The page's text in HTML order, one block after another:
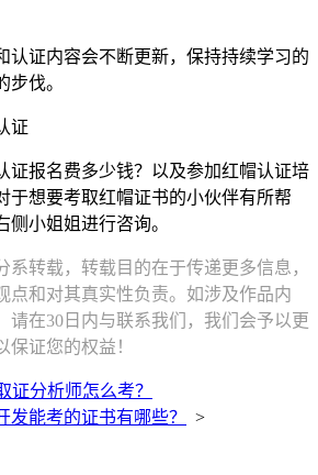
认证内容会不断更新，保持持续学习的
伐。
证
证报名费多少钱？以及参加红帽认证培
于想要考取红帽证书的小伙伴有所帮
侧小姐姐进行咨询。
系转载，转载目的在于传递更多信息，
点和对其真实性负责。如涉及作品内
请在30日内与联系我们，我们会予以更
保证您的权益！
证分析师怎么考？
发能考的证书有哪些？ >